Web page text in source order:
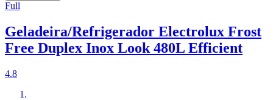
Full
Geladeira/Refrigerador Electrolux Frost
Free Duplex Inox Look 480L Efficient
4.8